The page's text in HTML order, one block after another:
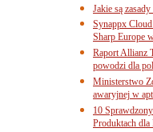
Jakie są
Synappx
Sharp Europe
Raport Allianz
powodzi dla
Ministerstwo
awaryjnej w
10
Produktach